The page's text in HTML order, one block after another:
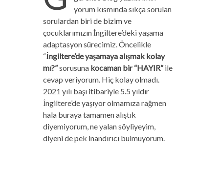
yorum kısmında sıkça sorulan
sorulardan biri de bizim ve
çocuklarımızın İngiltere’deki yaşama
adaptasyon sürecimiz. Öncelikle
“İngiltere’de yaşamaya alışmak kolay
mı?”sorusuna kocaman bir “HAYIR”ile
cevap veriyorum. Hiç kolay olmadı.
2021 yılı başı itibariyle 5.5 yıldır
İngiltere’de yaşıyor olmamıza rağmen
hala buraya tamamen alıştık
diyemiyorum, ne yalan söyliyeyim,
diyeni de pek inandırıcı bulmuyorum.